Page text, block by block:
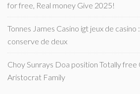
for free, Real money Give 2025!
Tonnes James Casino igt jeux de casino
conserve de deux
Choy Sunrays Doa position Totally free
Aristocrat Family